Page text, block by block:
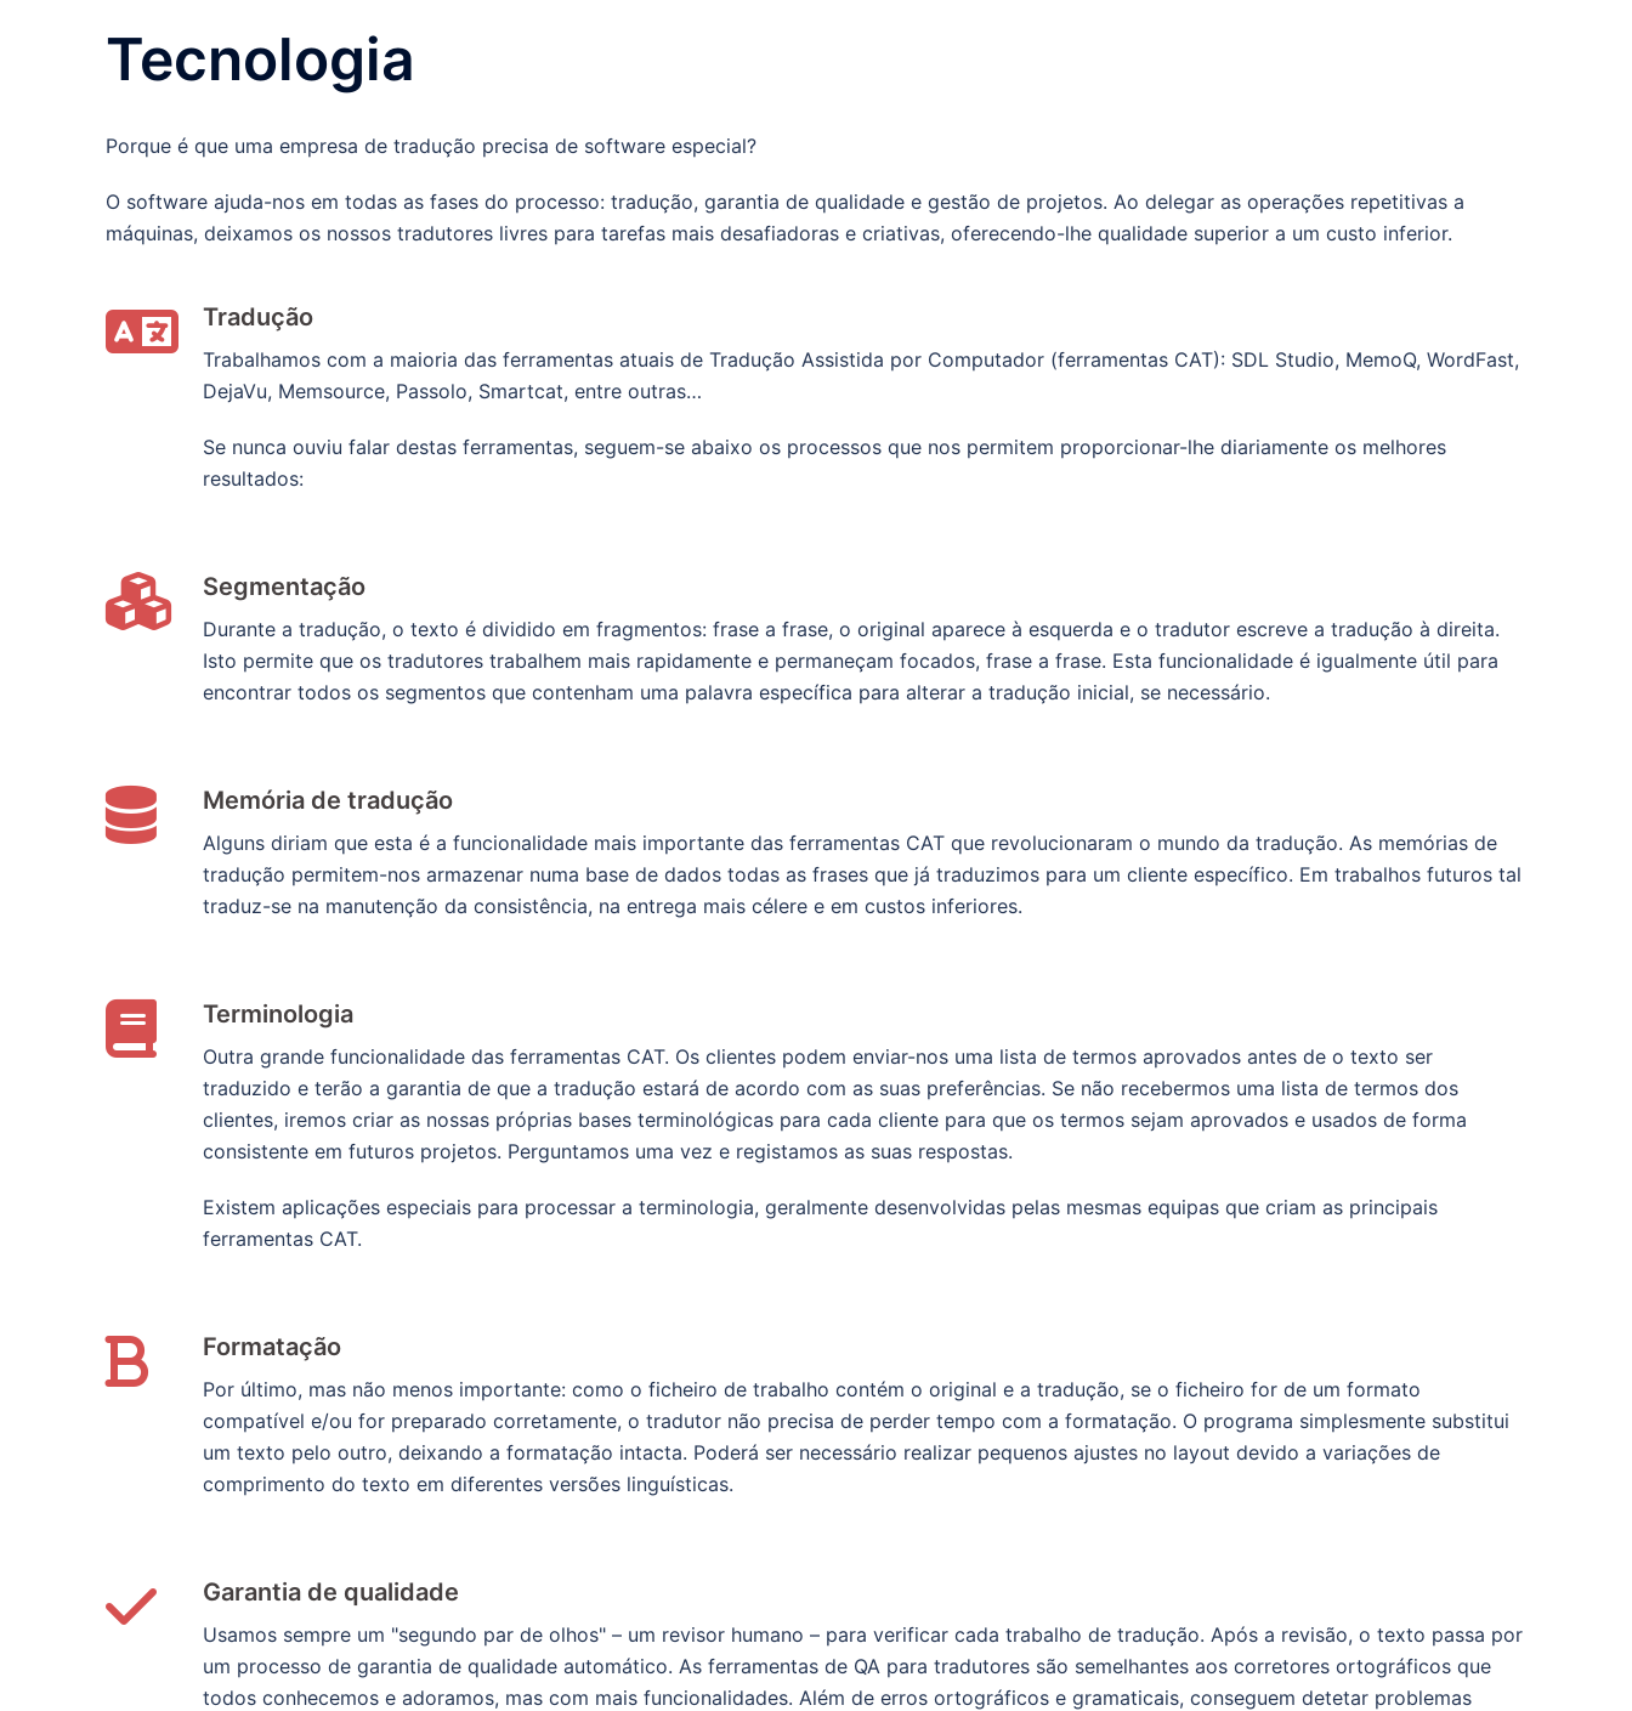
Tecnologia
Porque é que uma empresa de tradução precisa de software especial?
O software ajuda-nos em todas as fases do processo: tradução, garantia de qualidade e gestão de projetos. Ao delegar as operações repetitivas a
máquinas, deixamos os nossos tradutores livres para tarefas mais desafiadoras e criativas, oferecendo-lhe qualidade superior a um custo inferior.
Tradução
Trabalhamos com a maioria das ferramentas atuais de Tradução Assistida por Computador (ferramentas CAT): SDL Studio, MemoQ, WordFast,
DejaVu, Memsource, Passolo, Smartcat, entre outras…
Se nunca ouviu falar destas ferramentas, seguem-se abaixo os processos que nos permitem proporcionar-lhe diariamente os melhores
resultados:
Segmentação
Durante a tradução, o texto é dividido em fragmentos: frase a frase, o original aparece à esquerda e o tradutor escreve a tradução à direita.
Isto permite que os tradutores trabalhem mais rapidamente e permaneçam focados, frase a frase. Esta funcionalidade é igualmente útil para
encontrar todos os segmentos que contenham uma palavra específica para alterar a tradução inicial, se necessário.
Memória de tradução
Alguns diriam que esta é a funcionalidade mais importante das ferramentas CAT que revolucionaram o mundo da tradução. As memórias de
tradução permitem-nos armazenar numa base de dados todas as frases que já traduzimos para um cliente específico. Em trabalhos futuros tal
traduz-se na manutenção da consistência, na entrega mais célere e em custos inferiores.
Terminologia
Outra grande funcionalidade das ferramentas CAT. Os clientes podem enviar-nos uma lista de termos aprovados antes de o texto ser
traduzido e terão a garantia de que a tradução estará de acordo com as suas preferências. Se não recebermos uma lista de termos dos
clientes, iremos criar as nossas próprias bases terminológicas para cada cliente para que os termos sejam aprovados e usados de forma
consistente em futuros projetos. Perguntamos uma vez e registamos as suas respostas.
Existem aplicações especiais para processar a terminologia, geralmente desenvolvidas pelas mesmas equipas que criam as principais
ferramentas CAT.
Formatação
Por último, mas não menos importante: como o ficheiro de trabalho contém o original e a tradução, se o ficheiro for de um formato
compatível e/ou for preparado corretamente, o tradutor não precisa de perder tempo com a formatação. O programa simplesmente substitui
um texto pelo outro, deixando a formatação intacta. Poderá ser necessário realizar pequenos ajustes no layout devido a variações de
comprimento do texto em diferentes versões linguísticas.
Garantia de qualidade
Usamos sempre um "segundo par de olhos" – um revisor humano – para verificar cada trabalho de tradução. Após a revisão, o texto passa por
um processo de garantia de qualidade automático. As ferramentas de QA para tradutores são semelhantes aos corretores ortográficos que
todos conhecemos e adoramos, mas com mais funcionalidades. Além de erros ortográficos e gramaticais, conseguem detetar problemas